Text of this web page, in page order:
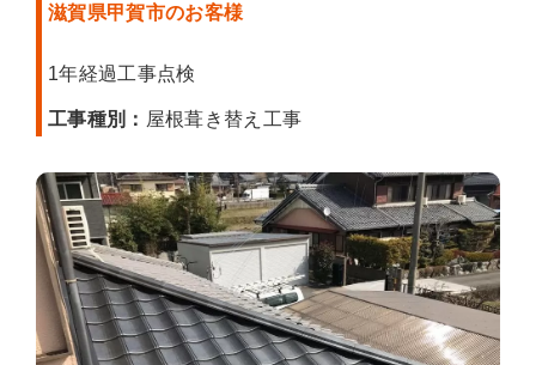
滋賀県甲賀市のお客様
1年経過工事点検
工事種別： 屋根葺き替え工事